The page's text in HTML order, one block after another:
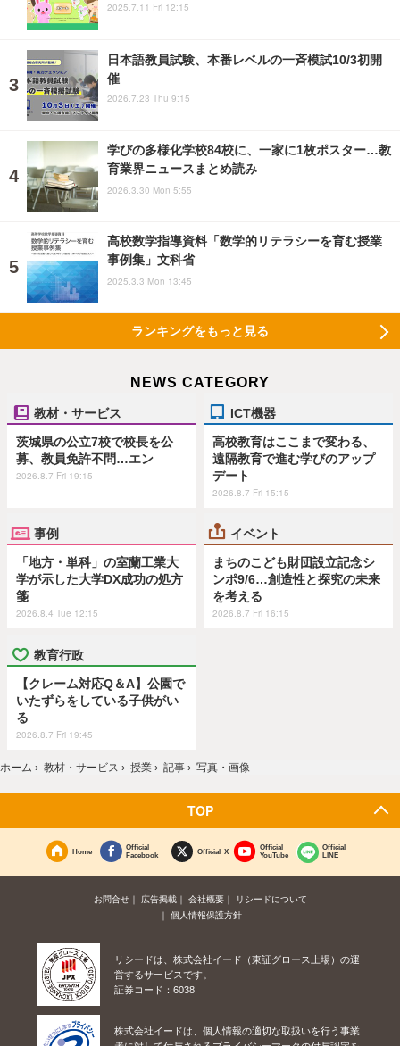
2025.7.11 Fri 12:15
日本語教員試験、本番レベルの一斉模試10/3初開
催
2026.7.23 Thu 9:15
学びの多様化学校84校に、一家に1枚ポスター…教
育業界ニュースまとめ読み
2026.3.30 Mon 5:55
高校数学指導資料「数学的リテラシーを育む授業
事例集」文科省
2025.3.3 Mon 13:45
ランキングをもっと見る
NEWS CATEGORY
教材・サービス
茨城県の公立7校で校長を公
募、教員免許不問…エン
2026.8.7 Fri 19:15
ICT機器
高校教育はここまで変わる、
遠隔教育で進む学びのアップ
デート
2026.8.7 Fri 15:15
事例
「地方・単科」の室蘭工業大
学が示した大学DX成功の処方
箋
2026.8.4 Tue 12:15
イベント
まちのこども財団設立記念シ
ンポ9/6…創造性と探究の未来
を考える
2026.8.7 Fri 16:15
教育行政
【クレーム対応Q＆A】公園で
いたずらをしている子供がい
る
2026.8.7 Fri 19:45
ホーム › 教材・サービス › 授業 › 記事 › 写真・画像
TOP
Home
Official
Facebook
Official X
Official
YouTube
Official
LINE
お問合せ 広告掲載 会社概要
リシードについて
個人情報保護方針
リシードは、株式会社イード（東証グロース上場）の運
営するサービスです。
証券コード：6038
株式会社イードは、個人情報の適切な取扱いを行う事業